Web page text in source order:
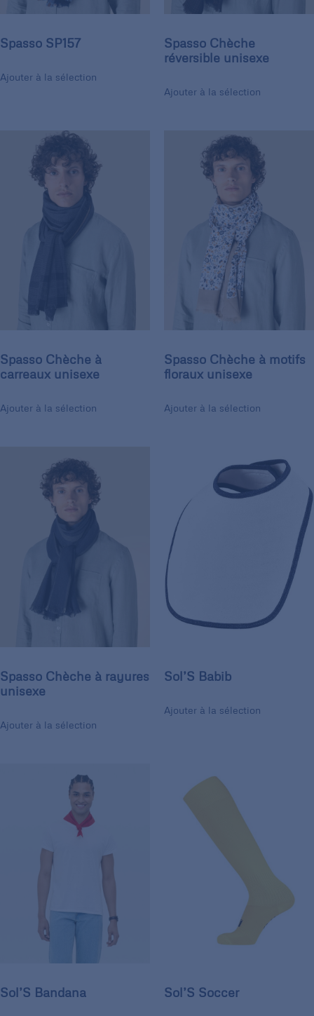
Spasso SP157
Ajouter à la sélection
Spasso Chèche
réversible unisexe
Ajouter à la sélection
Spasso Chèche à
carreaux unisexe
Ajouter à la sélection
Spasso Chèche à motifs
floraux unisexe
Ajouter à la sélection
Spasso Chèche à rayures
unisexe
Ajouter à la sélection
Sol’S Babib
Ajouter à la sélection
Sol’S Bandana Sol’S Soccer